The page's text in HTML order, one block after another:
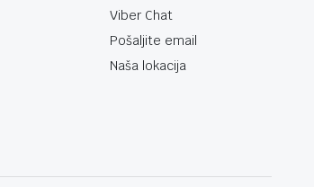
Viber Chat
Pošaljite email
Naša lokacija